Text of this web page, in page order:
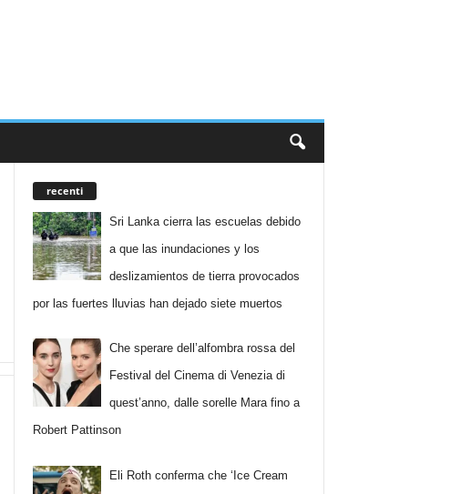
recenti
Sri Lanka cierra las escuelas debido
a que las inundaciones y los
deslizamientos de tierra provocados
por las fuertes lluvias han dejado siete muertos
Che sperare dell’alfombra rossa del
Festival del Cinema di Venezia di
quest’anno, dalle sorelle Mara fino a
Robert Pattinson
Eli Roth conferma che ‘Ice Cream